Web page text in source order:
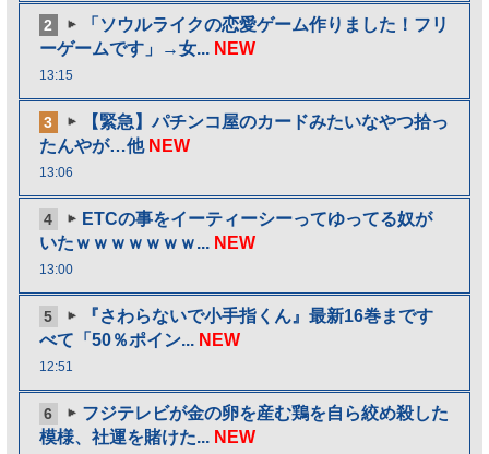
2
「ソウルライクの恋愛ゲーム作りました！フリ
ーゲームです」→女... NEW
13:15
3
【緊急】パチンコ屋のカードみたいなやつ拾っ
たんやが…他 NEW
13:06
4
ETCの事をイーティーシーってゆってる奴が
いたｗｗｗｗｗｗｗ... NEW
13:00
5
『さわらないで小手指くん』最新16巻まです
べて「50％ポイン... NEW
12:51
6
フジテレビが金の卵を産む鶏を自ら絞め殺した
模様、社運を賭けた... NEW